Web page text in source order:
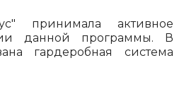
принимала активное
данной программы. В
гардеробная система